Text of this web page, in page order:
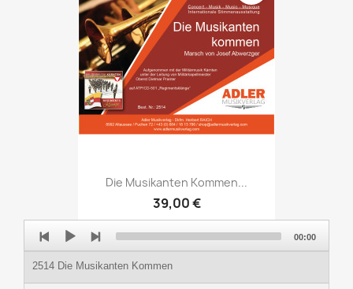
Die Musikanten Kommen...
39,00 €
Player
2514 Die Musikanten Kommen
00:00